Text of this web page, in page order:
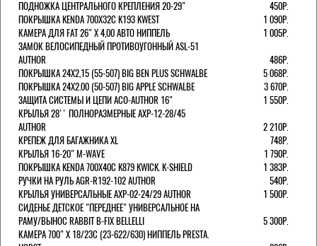
ПОДНОЖКА ЦЕНТРАЛЬНОГО КРЕПЛЕНИЯ 20-29"
450Р.
ПОКРЫШКА KENDA 700Х32С K193 KWEST
1 090Р.
КАМЕРА ДЛЯ FAT 26" X 4,00 АВТО НИППЕЛЬ
1 005Р.
ЗАМОК ВЕЛОСИПЕДНЫЙ ПРОТИВОУГОННЫЙ ASL-51
AUTHOR
486Р.
ПОКРЫШКА 24X2,15 (55-507) BIG BEN PLUS SCHWALBE
5 068Р.
ПОКРЫШКА 24X2.00 (50-507) BIG APPLE SCHWALBE
3 670Р.
ЗАЩИТА СИСТЕМЫ И ЦЕПИ ACO-AUTHOR 16"
1 550Р.
КРЫЛЬЯ 28'' ПОЛНОРАЗМЕРНЫЕ AXP-12-28/45
AUTHOR
2 210Р.
КРЕПЕЖ ДЛЯ БАГАЖНИКА XL
748Р.
КРЫЛЬЯ 16-20" M-WAVE
1 790Р.
ПОКРЫШКА KENDA 700Х40С K879 KWICK. K-SHIELD
1 383Р.
РУЧКИ НА РУЛЬ AGR-R192-102 AUTHOR
540Р.
КРЫЛЬЯ УНИВЕРСАЛЬНЫЕ AXP-02-24/29 AUTHOR
1 500Р.
СИДЕНЬЕ ДЕТСКОЕ "ПЕРЕДНЕЕ" УНИВЕРСАЛЬНОЕ НА
РАМУ/ВЫНОС RABBIT B-FIX BELLELLI
5 300Р.
КАМЕРА 700" Х 18/23C (23-622/630) НИППЕЛЬ PRESTA.